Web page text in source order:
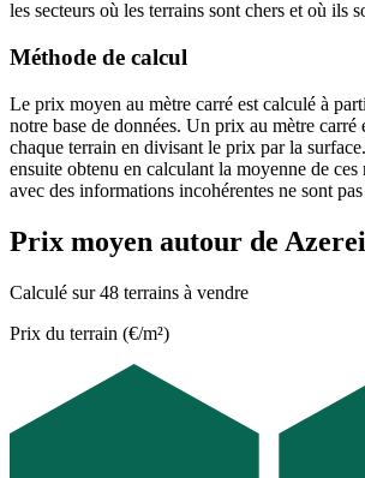
les secteurs où les terrains sont chers et où ils
Méthode de calcul
Le prix moyen au mètre carré est calculé à
notre base de données. Un prix au mètre carré
chaque terrain en divisant le prix par la
ensuite obtenu en calculant la moyenne de ces
avec des informations incohérentes ne sont
Prix moyen autour de
Calculé sur 48 terrains à vendre
Prix du terrain (€/m²)